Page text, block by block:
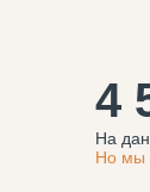
4
На
Но мы